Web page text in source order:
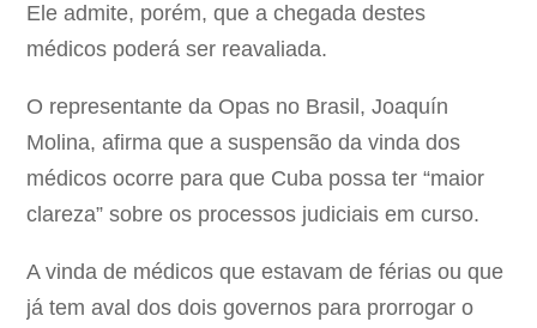
Ele admite, porém, que a chegada destes
médicos poderá ser reavaliada.
O representante da Opas no Brasil, Joaquín
Molina, afirma que a suspensão da vinda dos
médicos ocorre para que Cuba possa ter “maior
clareza” sobre os processos judiciais em curso.
A vinda de médicos que estavam de férias ou que
já tem aval dos dois governos para prorrogar o